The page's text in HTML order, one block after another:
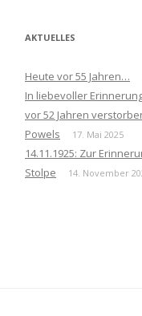
AKTUELLES
Heute vor 55 Jahren…
In liebevoller
vor 52 Jahren
Powels
17. Mai 2025
14.11.1925: Zur
Stolpe
14. November